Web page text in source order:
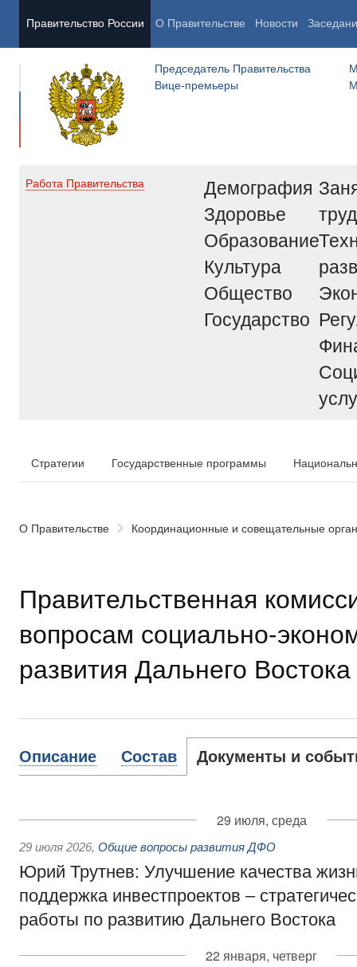
Правительство России О Правительстве Новости
Председатель Правительства
Вице-премьеры
Работа Правительства
Демография
Здоровье
Образование
Культура
Общество
Государство
труд
Стратегии Государственные программы
О Правительстве Координационные и совещательные
Правительственная
вопросам социально-
развития Дальнего Востока
Описание Состав Документы и
29 июля, среда
29 июля 2026, Общие вопросы развития ДФО
Юрий Трутнев: Улучшение качества
поддержка инвестпроектов –
работы по развитию Дальнего Востока
22 января, четверг